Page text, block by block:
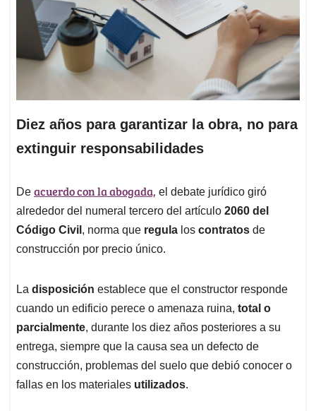
Diez años para garantizar la obra, no para
extinguir responsabilidades
De acuerdo con la abogada, el debate jurídico giró
alrededor del numeral tercero del artículo 2060 del
Código Civil , norma que regula los contratos de
construcción por precio único.
La disposición establece que el constructor responde
cuando un edificio perece o amenaza ruina, total o
parcialmente, durante los diez años posteriores a su
entrega, siempre que la causa sea un defecto de
construcción, problemas del suelo que debió conocer o
fallas en los materiales utilizados.